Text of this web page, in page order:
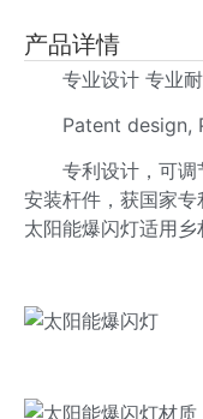
产品详情
专业设计 专业耐
Patent design,
专利设计，可调
安装杆件，获国家
太阳能爆闪灯适用乡